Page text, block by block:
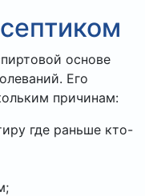
основе
Его
причинам:
где раньше кто-